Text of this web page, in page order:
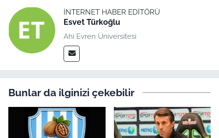
İNTERNET HABER EDITÖRÜ
Esvet Türkoğlu
Ahi Evren Üniversitesi
Bunlar da ilginizi çekebilir